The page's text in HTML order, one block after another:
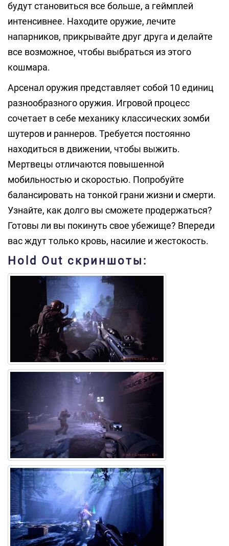
будут становиться все больше, а геймплей
интенсивнее. Находите оружие, лечите
напарников, прикрывайте друг друга и делайте
все возможное, чтобы выбраться из этого
кошмара.
Арсенал оружия представляет собой 10 единиц
разнообразного оружия. Игровой процесс
сочетает в себе механику классических зомби
шутеров и раннеров. Требуется постоянно
находиться в движении, чтобы выжить.
Мертвецы отличаются повышенной
мобильностью и скоростью. Попробуйте
балансировать на тонкой грани жизни и смерти.
Узнайте, как долго вы сможете продержаться?
Готовы ли вы покинуть свое убежище? Впереди
вас ждут только кровь, насилие и жестокость.
Hold Out скриншоты: